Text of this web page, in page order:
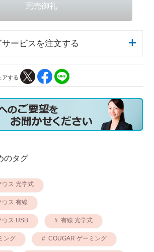
ービスを注文する
アする
のタグ
ウス 光学式
ウス 有線
ウス USB 有線 光学式
ング COUGAR ゲーミング